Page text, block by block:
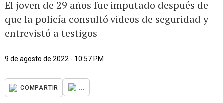
El joven de 29 años fue imputado después de
que la policía consultó videos de seguridad y
entrevistó a testigos
9 de agosto de 2022 - 10:57 PM
COMPARTIR ...